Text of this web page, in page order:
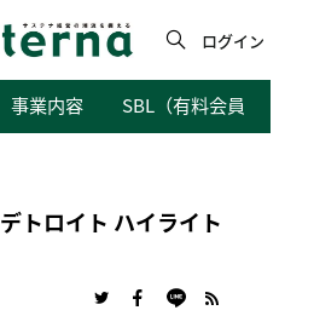
ログイン
事業内容 SBL（有料会員向けサ
トロイト ハイライト